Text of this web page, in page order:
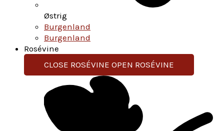
Østrig
Burgenland
Burgenland
Rosévine
CLOSE ROSÉVINE OPEN ROSÉVINE